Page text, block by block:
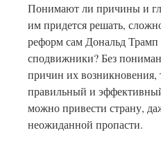
Понимают ли причины и
им придется решать,
реформ сам Дональд
сподвижники? Без
причин их возникновения,
правильный и
можно привести страну,
неожиданной пропасти.